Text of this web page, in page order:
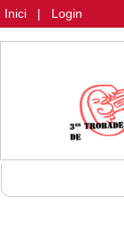
Inici | Login